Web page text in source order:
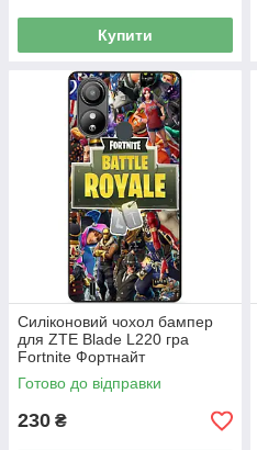
Купити
Силіконовий чохол бампер
для ZTE Blade L220 гра
Fortnite Фортнайт
Готово до відправки
230 ₴